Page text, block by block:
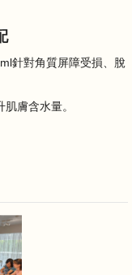
針對角質屏障受損、脫
膚含水量。